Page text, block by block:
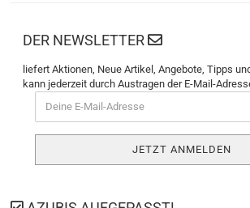
DER NEWSLETTER
liefert Aktionen, Neue Artikel, Angebote, Tipps
kann jederzeit durch Austragen der E-Mail-